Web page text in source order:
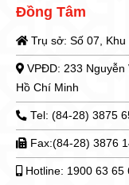
Đồng Tâm
Trụ sở: Số 07,
VPĐD: 233
Hồ Chí Minh
Tel: (84-28) 3875
Fax:(84-28) 3876
Hotline: 1900 63 65